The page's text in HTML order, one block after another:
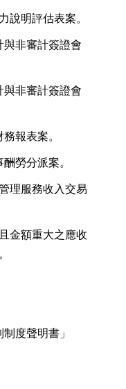
說明評估表案。
與非審計簽證會
與非審計簽證會
報表案。
勞分派案。
理服務收入交易
金額重大之應收
度聲明書」